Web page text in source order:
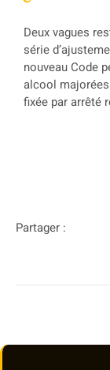
Deux vagues
série
nouveau Code
alcool
fixée par arrêté
Partager :